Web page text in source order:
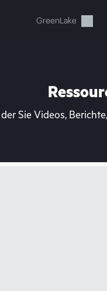
GreenLake
Sie Videos,